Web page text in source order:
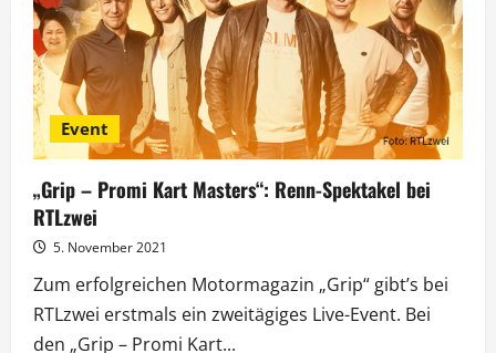
Event
„Grip – Promi Kart Masters“: Renn-Spektakel bei
RTLzwei
5. November 2021
Zum erfolgreichen Motormagazin „Grip“ gibt’s bei
RTLzwei erstmals ein zweitägiges Live-Event. Bei
den „Grip – Promi Kart...